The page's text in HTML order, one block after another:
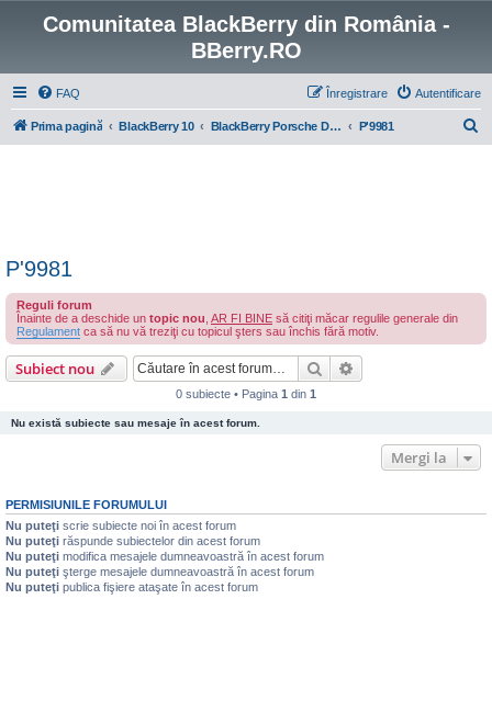
Comunitatea BlackBerry din România -
BBerry.RO
FAQ Autentificare
Înregistrare
Prima pagină BlackBerry 10 BlackBerry Porsche Design Series P'9981
P'9981
Reguli forum
Înainte de a deschide un topic nou AR FI BINE să citiţi măcar regulile generale din
Regulament ca să nu vă treziţi cu topicul şters sau închis fără motiv.
Subiect nou Căutare
0 subiecte • Pagina 1 din 1
Nu există subiecte sau mesaje în acest forum.
Mergi la
PERMISIUNILE FORUMULUI
Nu puteţi scrie subiecte noi în acest forum
Nu puteţi răspunde subiectelor din acest forum
Nu puteţi modifica mesajele dumneavoastră în acest forum
Nu puteţi şterge mesajele dumneavoastră în acest forum
Nu puteţi publica fişiere ataşate în acest forum